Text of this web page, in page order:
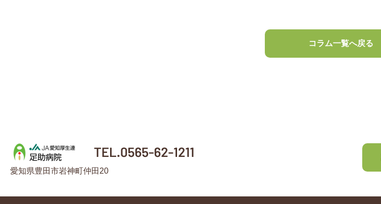
コラム一覧へ戻る
愛知県豊田市岩神町仲田20